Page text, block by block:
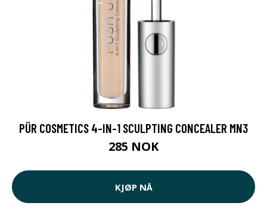
PÜR COSMETICS 4-IN-1 SCULPTING CONCEALER MN3
285 NOK
KJØP NÅ